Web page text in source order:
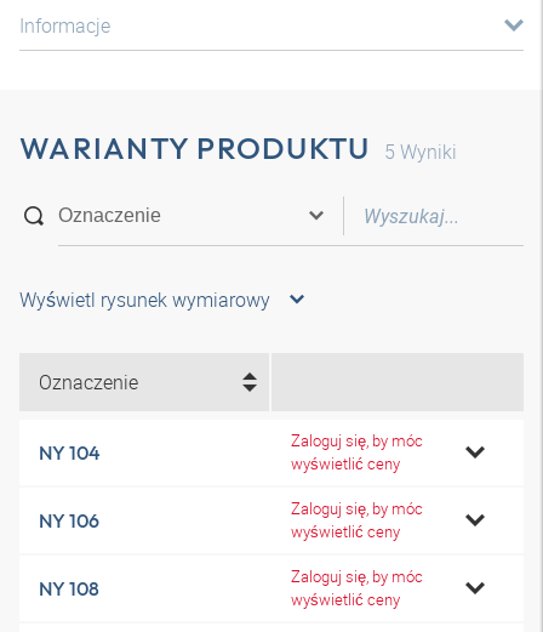
Informacje
WARIANTY PRODUKTU 5 Wyniki
Wyświetl rysunek wymiarowy
Oznaczenie
NY 104
Zaloguj się, by móc
wyświetlić ceny
NY 106
Zaloguj się, by móc
wyświetlić ceny
NY 108
Zaloguj się, by móc
wyświetlić ceny